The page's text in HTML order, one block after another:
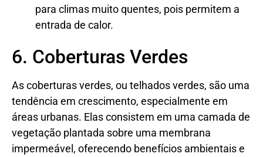
para climas muito quentes, pois permitem a
entrada de calor.
6. Coberturas Verdes
As coberturas verdes, ou telhados verdes, são uma
tendência em crescimento, especialmente em
áreas urbanas. Elas consistem em uma camada de
vegetação plantada sobre uma membrana
impermeável, oferecendo benefícios ambientais e